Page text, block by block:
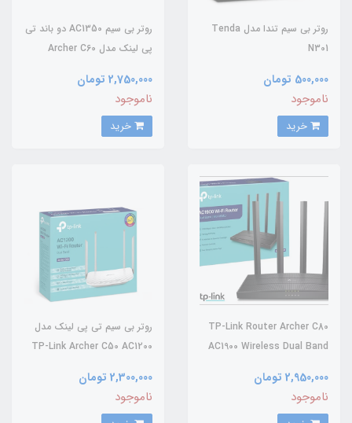
روتر بی سیم تندا مدل Tenda
N301
500,000 تومان
ناموجود
روتر بی سیم AC1350 دو باند تی
پی لینک مدل Archer C60
2,750,000 تومان
ناموجود
TP-Link Router Archer C80
AC1900 Wireless Dual Band
2,950,000 تومان
ناموجود
روتر بی سیم تی پی لینک مدل
TP-Link Archer C50 AC1200
2,300,000 تومان
ناموجود